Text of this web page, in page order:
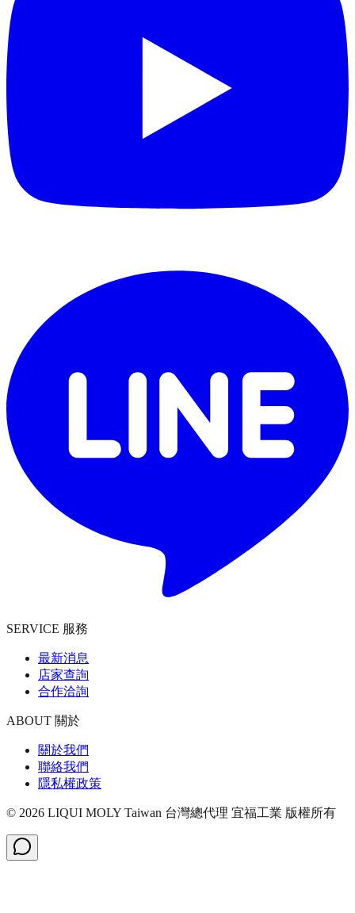
SERVICE 服務
最新消息
店家查詢
合作洽詢
ABOUT 關於
關於我們
聯絡我們
隱私權政策
© 2026 LIQUI MOLY Taiwan 台灣總代理 宜福工業 版權所有